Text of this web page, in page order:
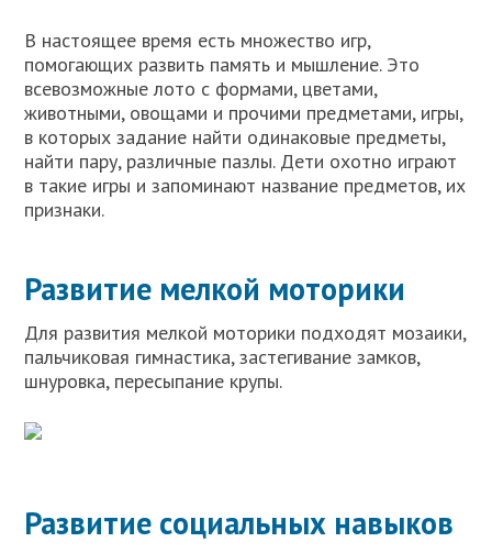
В настоящее время есть множество игр,
помогающих развить память и мышление. Это
всевозможные лото с формами, цветами,
животными, овощами и прочими предметами, игры,
в которых задание найти одинаковые предметы,
найти пару, различные пазлы. Дети охотно играют
в такие игры и запоминают название предметов, их
признаки.
Развитие мелкой моторики
Для развития мелкой моторики подходят мозаики,
пальчиковая гимнастика, застегивание замков,
шнуровка, пересыпание крупы.
Развитие социальных навыков